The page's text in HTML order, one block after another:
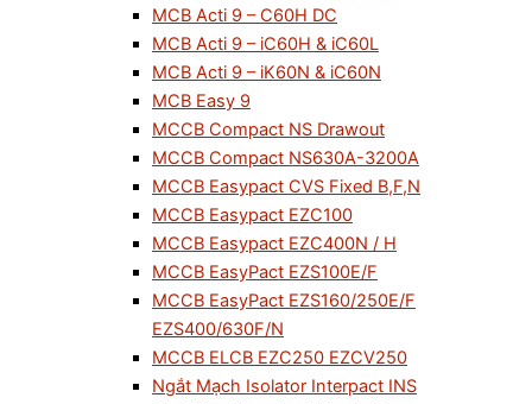
MCB Acti 9 – C60H DC
MCB Acti 9 – iC60H & iC60L
MCB Acti 9 – iK60N & iC60N
MCB Easy 9
MCCB Compact NS Drawout
MCCB Compact NS630A-3200A
MCCB Easypact CVS Fixed B,F,N
MCCB Easypact EZC100
MCCB Easypact EZC400N / H
MCCB EasyPact EZS100E/F
MCCB EasyPact EZS160/250E/F
EZS400/630F/N
MCCB ELCB EZC250 EZCV250
Ngắt Mạch Isolator Interpact INS